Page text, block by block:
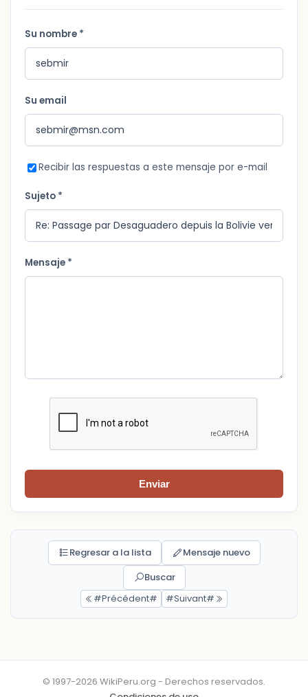
Su nombre *
Su email
Recibir las respuestas a este mensaje por e-mail
Sujeto *
Mensaje *
Enviar
Regresar a la lista
Mensaje nuevo
Buscar
#Précédent#
#Suivant#
© 1997-2026 WikiPeru.org - Derechos reservados.